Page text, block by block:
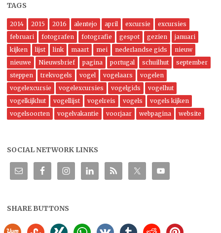
TAGS
2014 2015 2016 alentejo april excursie
excursies
februari
fotografen fotografie gespot gezien
januari
kijken
lijst link maart mei nederlandse gids
nieuw
nieuwe
Nieuwsbrief pagina portugal schuilhut
september
steppen
trekvogels vogel vogelaars
vogelen
vogelexcursie
vogelexcursies vogelgids
vogelhut
vogelkijkhut
vogellijst vogelreis vogels
vogels kijken
vogelsoorten
vogelvakantie voorjaar webpagina website
SOCIAL NETWORK LINKS
SHARE BUTTONS